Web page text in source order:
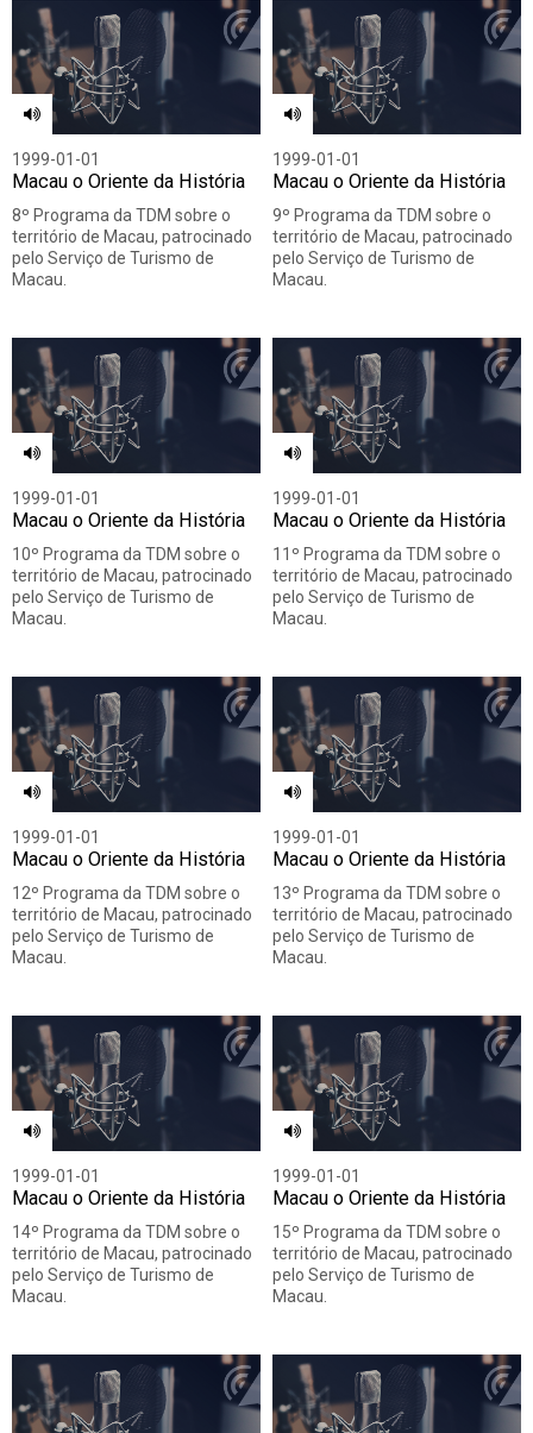
1999-01-01
Macau o Oriente da História
8º Programa da TDM sobre o
território de Macau, patrocinado
pelo Serviço de Turismo de
Macau.
1999-01-01
Macau o Oriente da História
9º Programa da TDM sobre o
território de Macau, patrocinado
pelo Serviço de Turismo de
Macau.
1999-01-01
Macau o Oriente da História
10º Programa da TDM sobre o
território de Macau, patrocinado
pelo Serviço de Turismo de
Macau.
1999-01-01
Macau o Oriente da História
11º Programa da TDM sobre o
território de Macau, patrocinado
pelo Serviço de Turismo de
Macau.
1999-01-01
Macau o Oriente da História
12º Programa da TDM sobre o
território de Macau, patrocinado
pelo Serviço de Turismo de
Macau.
1999-01-01
Macau o Oriente da História
13º Programa da TDM sobre o
território de Macau, patrocinado
pelo Serviço de Turismo de
Macau.
1999-01-01
Macau o Oriente da História
14º Programa da TDM sobre o
território de Macau, patrocinado
pelo Serviço de Turismo de
Macau.
1999-01-01
Macau o Oriente da História
15º Programa da TDM sobre o
território de Macau, patrocinado
pelo Serviço de Turismo de
Macau.